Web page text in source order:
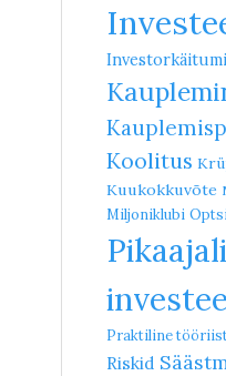
Koolitus
Kuukokkuvõte
Miljoniklubi
Praktiline
Riskid